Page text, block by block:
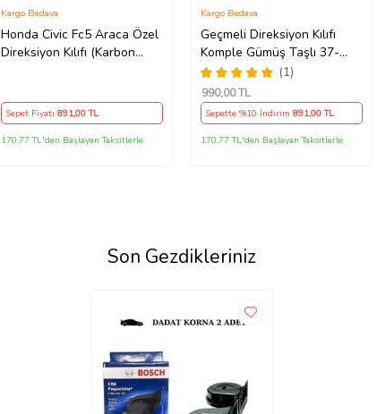
Honda Civic Fc5 Araca Özel
Direksiyon Kılıfı (Karbon
Kargo Bedava
Sepet Fiyatı 891,00 TL
170,77 TL'den Başlayan Taksitlerle
Geçmeli Direksiyon Kılıfı
Komple Gümüş Taşlı 37-
38Cm
(1)
Kargo Bedava
990,00 TL
Sepette %10 İndirim 891,00 TL
170,77 TL'den Başlayan Taksitlerle
Son Gezdikleriniz